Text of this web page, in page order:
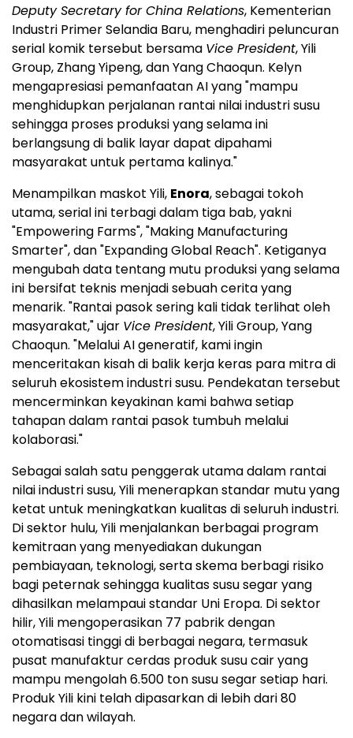
Deputy Secretary for China Relations, Kementerian
Industri Primer Selandia Baru, menghadiri peluncuran
serial komik tersebut bersama Vice President, Yili
Group, Zhang Yipeng, dan Yang Chaoqun. Kelyn
mengapresiasi pemanfaatan AI yang "mampu
menghidupkan perjalanan rantai nilai industri susu
sehingga proses produksi yang selama ini
berlangsung di balik layar dapat dipahami
masyarakat untuk pertama kalinya."
Menampilkan maskot Yili, Enora, sebagai tokoh
utama, serial ini terbagi dalam tiga bab, yakni
"Empowering Farms", "Making Manufacturing
Smarter", dan "Expanding Global Reach". Ketiganya
mengubah data tentang mutu produksi yang selama
ini bersifat teknis menjadi sebuah cerita yang
menarik. "Rantai pasok sering kali tidak terlihat oleh
masyarakat," ujar Vice President, Yili Group, Yang
Chaoqun. "Melalui AI generatif, kami ingin
menceritakan kisah di balik kerja keras para mitra di
seluruh ekosistem industri susu. Pendekatan tersebut
mencerminkan keyakinan kami bahwa setiap
tahapan dalam rantai pasok tumbuh melalui
kolaborasi."
Sebagai salah satu penggerak utama dalam rantai
nilai industri susu, Yili menerapkan standar mutu yang
ketat untuk meningkatkan kualitas di seluruh industri.
Di sektor hulu, Yili menjalankan berbagai program
kemitraan yang menyediakan dukungan
pembiayaan, teknologi, serta skema berbagi risiko
bagi peternak sehingga kualitas susu segar yang
dihasilkan melampaui standar Uni Eropa. Di sektor
hilir, Yili mengoperasikan 77 pabrik dengan
otomatisasi tinggi di berbagai negara, termasuk
pusat manufaktur cerdas produk susu cair yang
mampu mengolah 6.500 ton susu segar setiap hari.
Produk Yili kini telah dipasarkan di lebih dari 80
negara dan wilayah.